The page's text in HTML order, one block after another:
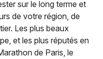
sur le long terme et
de votre région, de
Les plus beaux
et les plus réputés en
de Paris, le